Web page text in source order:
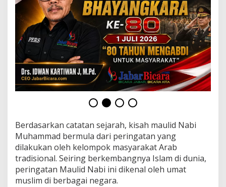
Berdasarkan catatan sejarah, kisah maulid Nabi
Muhammad bermula dari peringatan yang
dilakukan oleh kelompok masyarakat Arab
tradisional. Seiring berkembangnya Islam di dunia,
peringatan Maulid Nabi ini dikenal oleh umat
muslim di berbagai negara.